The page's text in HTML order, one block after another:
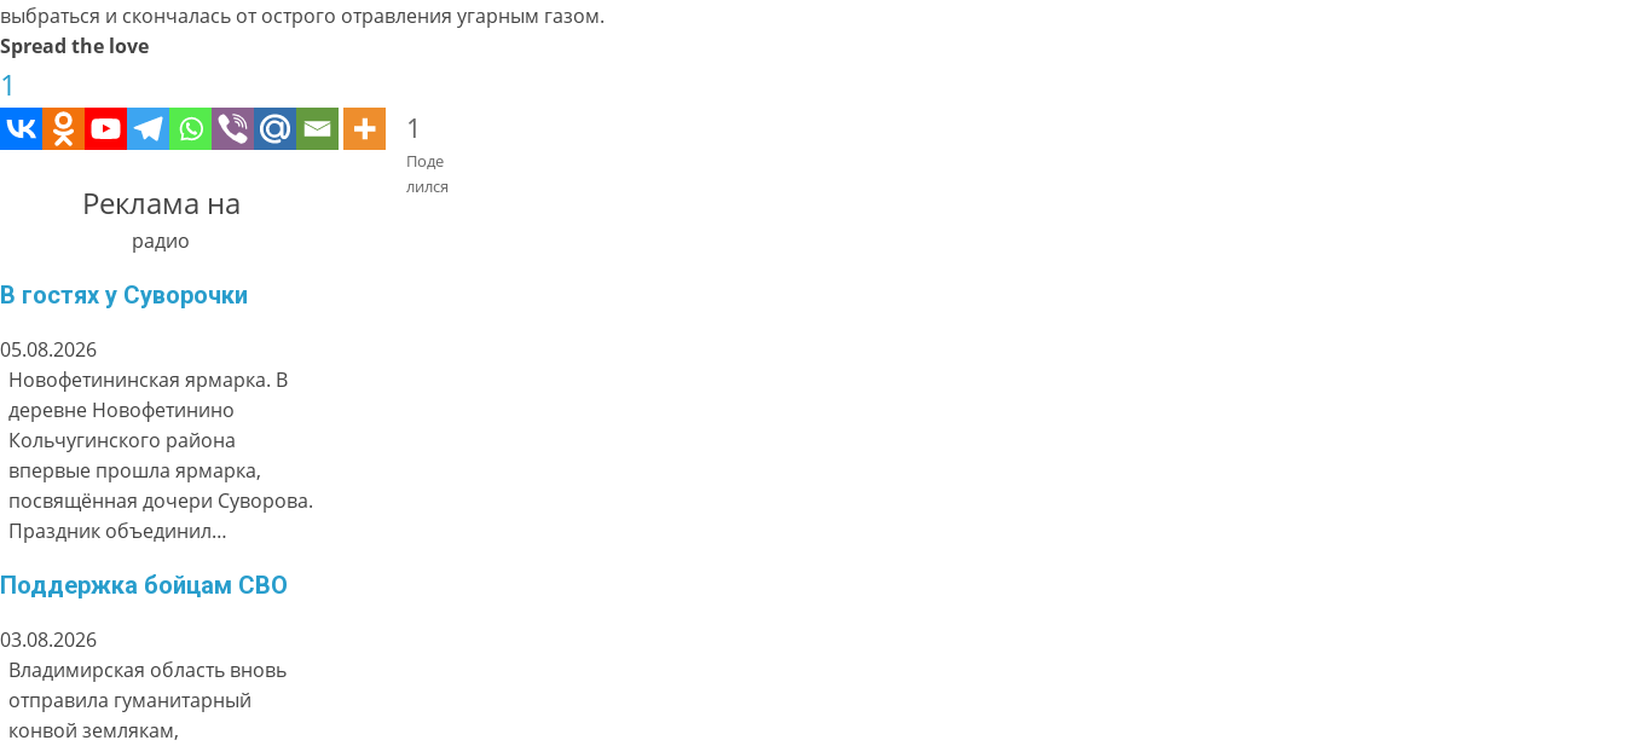
выбраться и скончалась от острого отравления угарным газом.
Spread the love
1
1
Поде
лился
Реклама на
радио
В гостях у Суворочки
05.08.2026
Новофетининская ярмарка. В
деревне Новофетинино
Кольчугинского района
впервые прошла ярмарка,
посвящённая дочери Суворова.
Праздник объединил…
Поддержка бойцам СВО
03.08.2026
Владимирская область вновь
отправила гуманитарный
конвой землякам,